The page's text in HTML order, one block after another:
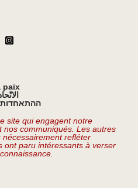
paix
ההתאחדות
site qui engagent notre
nos communiqués. Les autres
refléter
ont paru intéressants à verser